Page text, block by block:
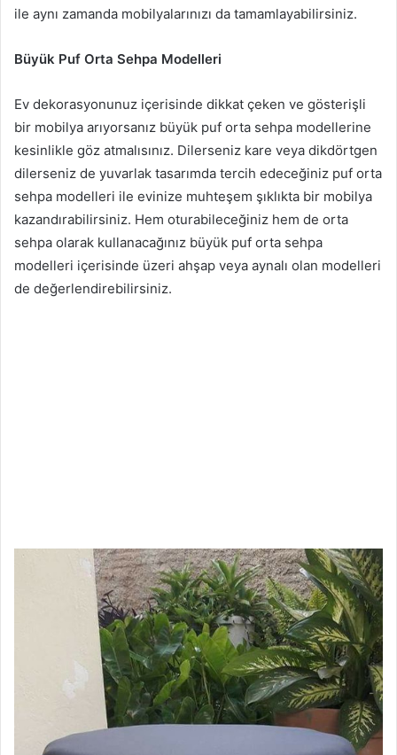
ile aynı zamanda mobilyalarınızı da tamamlayabilirsiniz.
Büyük Puf Orta Sehpa Modelleri
Ev dekorasyonunuz içerisinde dikkat çeken ve gösterişli
bir mobilya arıyorsanız büyük puf orta sehpa modellerine
kesinlikle göz atmalısınız. Dilerseniz kare veya dikdörtgen
dilerseniz de yuvarlak tasarımda tercih edeceğiniz puf orta
sehpa modelleri ile evinize muhteşem şıklıkta bir mobilya
kazandırabilirsiniz. Hem oturabileceğiniz hem de orta
sehpa olarak kullanacağınız büyük puf orta sehpa
modelleri içerisinde üzeri ahşap veya aynalı olan modelleri
de değerlendirebilirsiniz.